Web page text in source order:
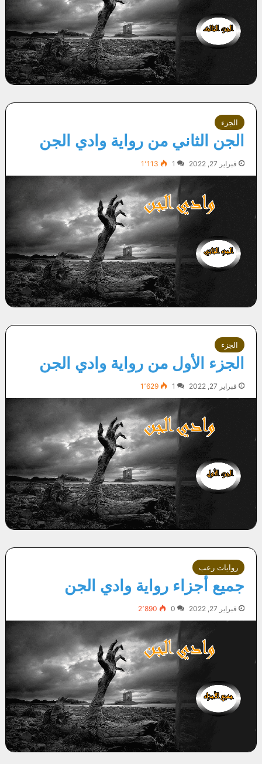
الجزء
الجن الثاني من رواية وادي الجن
فبراير 27, 2022 1 1٬113
الجزء
الجزء الأول من رواية وادي الجن
فبراير 27, 2022 1 1٬629
روايات رعب
جميع أجزاء رواية وادي الجن
فبراير 27, 2022 0 2٬890